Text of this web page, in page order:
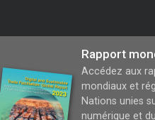
Rapport
Accédez aux
mondiaux et
Nations unies
numérique et